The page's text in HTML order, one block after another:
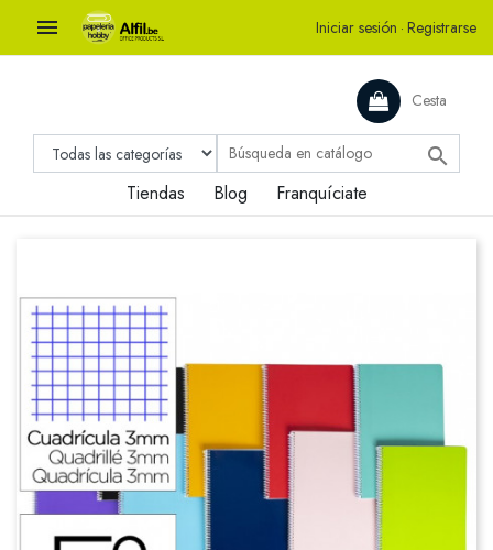
 Iniciar sesión · Registrarse
Cesta

Tiendas Blog Franquíciate